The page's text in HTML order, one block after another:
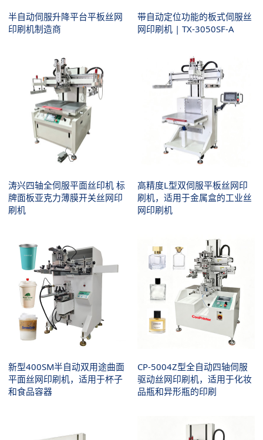
半自动伺服升降平台平板丝网
印刷机制造商
带自动定位功能的板式伺服丝
网印刷机 | TX-3050SF-A
涛兴四轴全伺服平面丝印机 标
牌面板亚克力薄膜开关丝网印
刷机
高精度L型双伺服平板丝网印
刷机，适用于金属盒的工业丝
网印刷机
新型400SM半自动双用途曲面
平面丝网印刷机，适用于杯子
和食品容器
CP-5004Z型全自动四轴伺服
驱动丝网印刷机，适用于化妆
品瓶和异形瓶的印刷